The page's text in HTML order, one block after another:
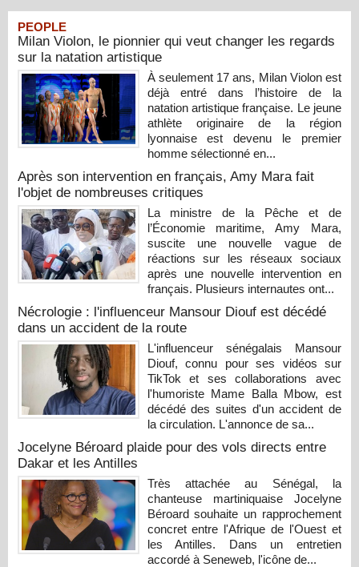
PEOPLE
Milan Violon, le pionnier qui veut changer les regards
sur la natation artistique
À seulement 17 ans, Milan Violon est
déjà entré dans l’histoire de la
natation artistique française. Le jeune
athlète originaire de la région
lyonnaise est devenu le premier
homme sélectionné en...
Après son intervention en français, Amy Mara fait
l'objet de nombreuses critiques
La ministre de la Pêche et de
l’Économie maritime, Amy Mara,
suscite une nouvelle vague de
réactions sur les réseaux sociaux
après une nouvelle intervention en
français. Plusieurs internautes ont...
Nécrologie : l'influenceur Mansour Diouf est décédé
dans un accident de la route
L'influenceur sénégalais Mansour
Diouf, connu pour ses vidéos sur
TikTok et ses collaborations avec
l'humoriste Mame Balla Mbow, est
décédé des suites d'un accident de
la circulation. L'annonce de sa...
Jocelyne Béroard plaide pour des vols directs entre
Dakar et les Antilles
Très attachée au Sénégal, la
chanteuse martiniquaise Jocelyne
Béroard souhaite un rapprochement
concret entre l'Afrique de l'Ouest et
les Antilles. Dans un entretien
accordé à Seneweb, l'icône de...